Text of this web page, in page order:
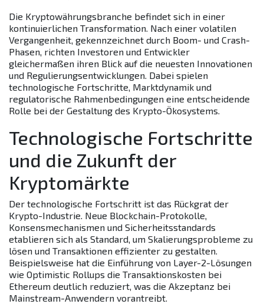
Die Kryptowährungsbranche befindet sich in einer
kontinuierlichen Transformation. Nach einer volatilen
Vergangenheit, gekennzeichnet durch Boom- und Crash-
Phasen, richten Investoren und Entwickler
gleichermaßen ihren Blick auf die neuesten Innovationen
und Regulierungsentwicklungen. Dabei spielen
technologische Fortschritte, Marktdynamik und
regulatorische Rahmenbedingungen eine entscheidende
Rolle bei der Gestaltung des Krypto-Ökosystems.
Technologische Fortschritte
und die Zukunft der
Kryptomärkte
Der technologische Fortschritt ist das Rückgrat der
Krypto-Industrie. Neue Blockchain-Protokolle,
Konsensmechanismen und Sicherheitsstandards
etablieren sich als Standard, um Skalierungsprobleme zu
lösen und Transaktionen effizienter zu gestalten.
Beispielsweise hat die Einführung von Layer-2-Lösungen
wie Optimistic Rollups die Transaktionskosten bei
Ethereum deutlich reduziert, was die Akzeptanz bei
Mainstream-Anwendern vorantreibt.